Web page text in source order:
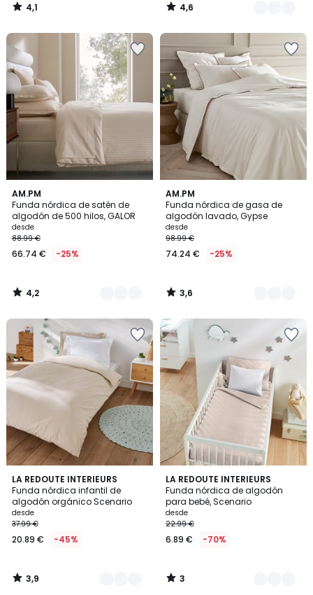
4,1
/
4,6
/
AM.PM
Funda nórdica de satén de
algodón de 500 hilos, GALOR
desde
88.99 €
66.74 € -25%
4,2
/ 5
8
Colores
4,2
/
AM.PM
Funda nórdica de gasa de
algodón lavado, Gypse
desde
98.99 €
74.24 € -25%
3,6
/ 5
8
Colores
3,6
/
LA REDOUTE INTERIEURS
Funda nórdica infantil de
algodón orgánico Scenario
desde
37.99 €
20.89 € -45%
3,9
/ 5
7
Colores
3,9
/
LA REDOUTE INTERIEURS
Funda nórdica de algodón
para bebé, Scenario
desde
22.99 €
6.89 € -70%
3
/
5
5
Colores
3
/